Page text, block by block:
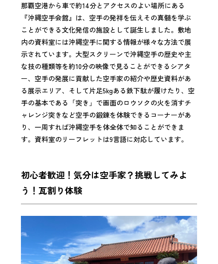
那覇空港から車で約14分とアクセスのよい場所にある
『沖縄空手会館』は、空手の発祥を伝えその真髄を学ぶ
ことができる文化発信の施設として誕生しました。敷地
内の資料室には沖縄空手に関する情報が様々な方法で展
示されています。大型スクリーンで沖縄空手の歴史や主
な技の種類等を約10分の映像で見ることができるシアタ
ー、空手の発展に貢献した空手家の紹介や歴史資料があ
る展示エリア、そして片足5kgある鉄下駄が履けたり、空
手の基本である「突き」で画面のロウソクの火を消すチ
ャレンジ突きなど空手の鍛錬を体験できるコーナーがあ
り、一周すれば沖縄空手を体全体で知ることができま
す。資料室のリーフレットは9言語に対応しています。
初心者歓迎！気分は空手家？挑戦してみよ
う！瓦割り体験